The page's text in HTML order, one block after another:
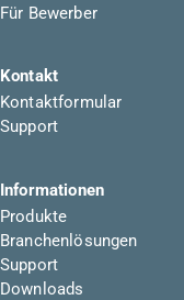
Für Bewerber
Kontakt
Kontaktformular
Support
Informationen
Produkte
Branchenlösungen
Support
Downloads